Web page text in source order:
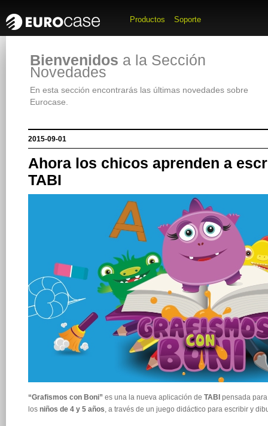
Productos Soporte
Bienvenidos a la Sección
Novedades
En esta sección encontrarás las últimas novedades sobre
Eurocase.
2015-09-01
Ahora los chicos aprenden a
TABI
“Grafismos con Boni” es una la nueva aplicación deTABI pensada
losniños de 4 y 5 años, a través de un juego didáctico para escribir y